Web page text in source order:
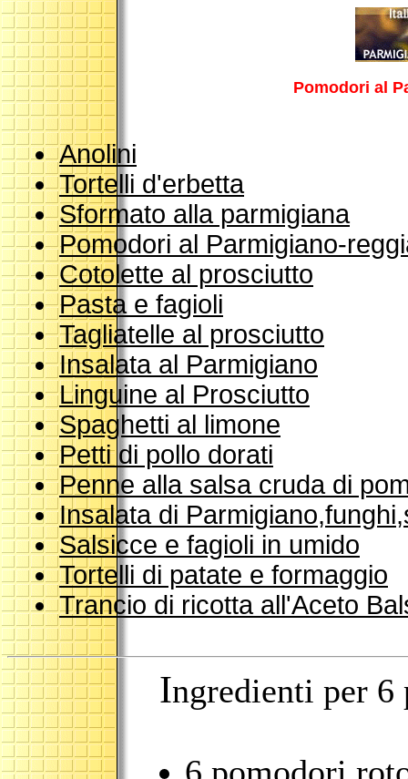
Pomodori al
Anolini
Tortelli d'erbetta
Sformato alla parmigiana
Pomodori al Parmigiano-
Cotolette al prosciutto
Pasta e fagioli
Tagliatelle al prosciutto
Insalata al Parmigiano
Linguine al Prosciutto
Spaghetti al limone
Petti di pollo dorati
Penne alla salsa cruda di
Insalata di
Salsicce e fagioli in umido
Tortelli di patate e formaggio
Trancio di ricotta all'Aceto
Ingredienti per 6